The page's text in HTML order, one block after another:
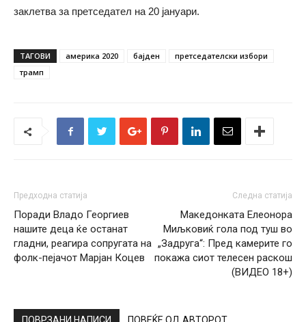
заклетва за претседател на 20 јануари.
ТАГОВИ америка 2020 бајден
претседателски избори
трамп
Предходна статија
Поради Владо Георгиев
нашите деца ќе останат
гладни, реагира сопругата на
фолк-пејачот Марјан Коцев
Следна статија
Македонката Елеонора
Миљковиќ гола под туш во
„Задруга“: Пред камерите го
покажа сиот телесен раскош
(ВИДЕО 18+)